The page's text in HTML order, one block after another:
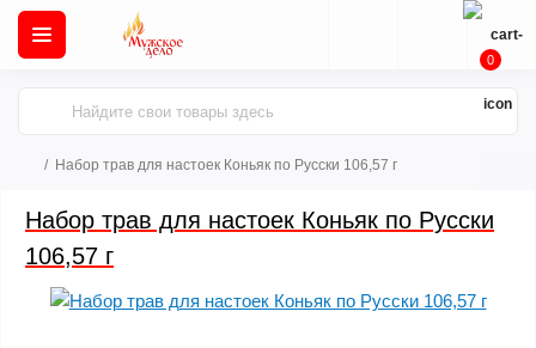
0
Набор трав для настоек Коньяк по Русски 106,57 г
Набор трав для настоек Коньяк по Русски
106,57 г